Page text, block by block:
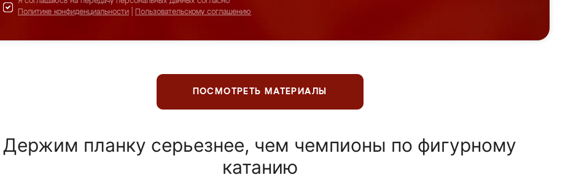
Политике конфиденциальности
Пользовательскому соглашению
ПОСМОТРЕТЬ МАТЕРИАЛЫ
Держим планку серьезнее, чем чемпионы по фигурному
катанию